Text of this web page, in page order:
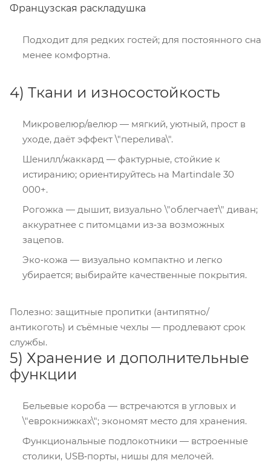
Французская раскладушка
Подходит для редких гостей; для постоянного сна
менее комфортна.
4) Ткани и износостойкость
Микровелюр/велюр — мягкий, уютный, прост в
уходе, даёт эффект \"перелива\".
Шенилл/жаккард — фактурные, стойкие к
истиранию; ориентируйтесь на Martindale 30
000+.
Рогожка — дышит, визуально \"облегчает\" диван;
аккуратнее с питомцами из‑за возможных
зацепов.
Эко‑кожа — визуально компактно и легко
убирается; выбирайте качественные покрытия.
Полезно: защитные пропитки (антипятно/
антикоготь) и съёмные чехлы — продлевают срок
службы.
5) Хранение и дополнительные
функции
Бельевые короба — встречаются в угловых и
\"еврокнижках\"; экономят место для хранения.
Функциональные подлокотники — встроенные
столики, USB‑порты, нишы для мелочей.